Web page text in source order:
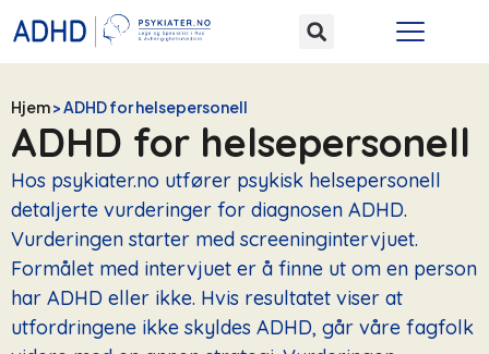
Hjem>ADHD for helsepersonell
ADHD for helsepersonell
Hos psykiater.no utfører psykisk helsepersonell
detaljerte vurderinger for diagnosen ADHD.
Vurderingen starter med screeningintervjuet.
Formålet med intervjuet er å finne ut om en person
har ADHD eller ikke. Hvis resultatet viser at
utfordringene ikke skyldes ADHD, går våre fagfolk